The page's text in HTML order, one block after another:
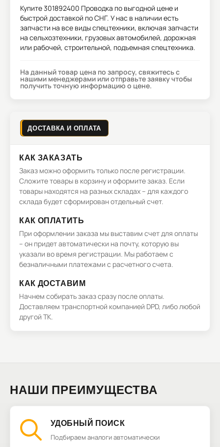
Купите301892400 Проводка по выгодной цене и
быстрой доставкой по СНГ. У нас в наличии есть
запчасти на все виды спецтехники, включая запчасти
на сельхозтехники, грузовых автомобилей, дорожная
или рабочей, строительной, подъемная спецтехника.
На данный товар цена по запросу, свяжитесь с
нашими менеджерами или отправьте заявку чтобы
получить точную информацию о цене.
ДОСТАВКА И ОПЛАТА
КАК ЗАКАЗАТЬ
Заказ можно оформить только после регистрации.
Сложите товары в корзину и оформите заказ. Если
товары находятся на разных складах – для каждого
склада будет сформирован отдельный счет.
КАК ОПЛАТИТЬ
При оформлении заказа мы выставим счет для оплаты
– он придет автоматически на почту, которую вы
указали во время регистрации. Мы работаем с
безналичными платежами с расчетного счета.
КАК ДОСТАВИМ
Начнем собирать заказ сразу после оплаты.
Доставляем транспортной компанией DPD, либо любой
другой ТК.
НАШИ ПРЕИМУЩЕСТВА
УДОБНЫЙ ПОИСК
Подбираем аналоги автоматически